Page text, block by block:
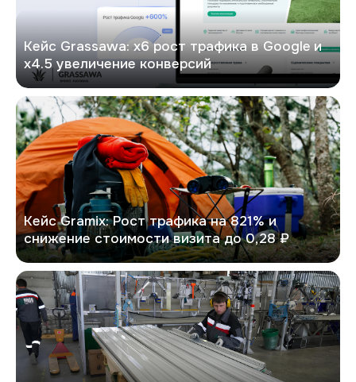
Кейс Grassawa: х6 рост трафика в Google и
х4.5 увеличение конверсий
GRAMIX
Кейс Gramix: Рост трафика на 821% и
снижение стоимости визита до 0,28 ₽
PitON